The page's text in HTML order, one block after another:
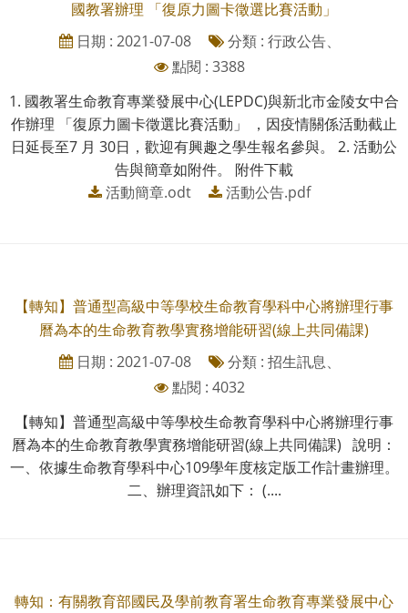
國教署辦理 「復原力圖卡徵選比賽活動」
日期 : 2021-07-08
分類 : 行政公告、
點閱 : 3388
1. 國教署生命教育專業發展中心(LEPDC)與新北市金陵女中合
作辦理 「復原力圖卡徵選比賽活動」 ，因疫情關係活動截止
日延長至7 月 30日，歡迎有興趣之學生報名參與。 2. 活動公
告與簡章如附件。 附件下載
活動簡章.odt
活動公告.pdf
【轉知】普通型高級中等學校生命教育學科中心將辦理行事
曆為本的生命教育教學實務增能研習(線上共同備課)
日期 : 2021-07-08
分類 : 招生訊息、
點閱 : 4032
【轉知】普通型高級中等學校生命教育學科中心將辦理行事
曆為本的生命教育教學實務增能研習(線上共同備課) 說明：
一、依據生命教育學科中心109學年度核定版工作計畫辦理。
二、辦理資訊如下： (....
轉知：有關教育部國民及學前教育署生命教育專業發展中心